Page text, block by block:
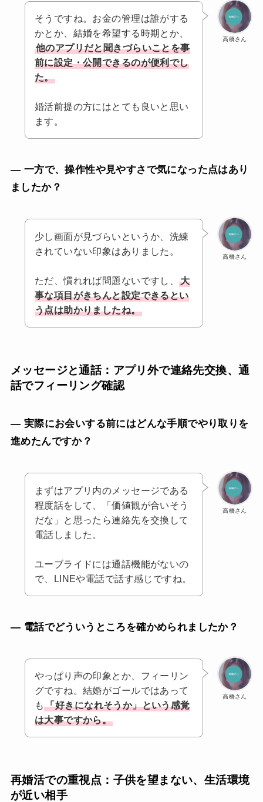
高橋さん
そうですね。お金の管理は誰がする
かとか、結婚を希望する時期とか、
他のアプリだと聞きづらいことを事
前に設定・公開できるのが便利でし
た。
婚活前提の方にはとても良いと思い
ます。
— 一方で、操作性や見やすさで気になった点はあり
ましたか？
高橋さん
少し画面が見づらいというか、洗練
されていない印象はありました。
ただ、慣れれば問題ないですし、大
事な項目がきちんと設定できるとい
う点は助かりましたね。
メッセージと通話：アプリ外で連絡先交換、通
話でフィーリング確認
— 実際にお会いする前にはどんな手順でやり取りを
進めたんですか？
高橋さん
まずはアプリ内のメッセージである
程度話をして、「価値観が合いそう
だな」と思ったら連絡先を交換して
電話しました。
ユーブライドには通話機能がないの
で、LINEや電話で話す感じですね。
— 電話でどういうところを確かめられましたか？
高橋さん
やっぱり声の印象とか、フィーリン
グですね。結婚がゴールではあって
も「好きになれそうか」という感覚
は大事ですから。
再婚活での重視点：子供を望まない、生活環境
が近い相手